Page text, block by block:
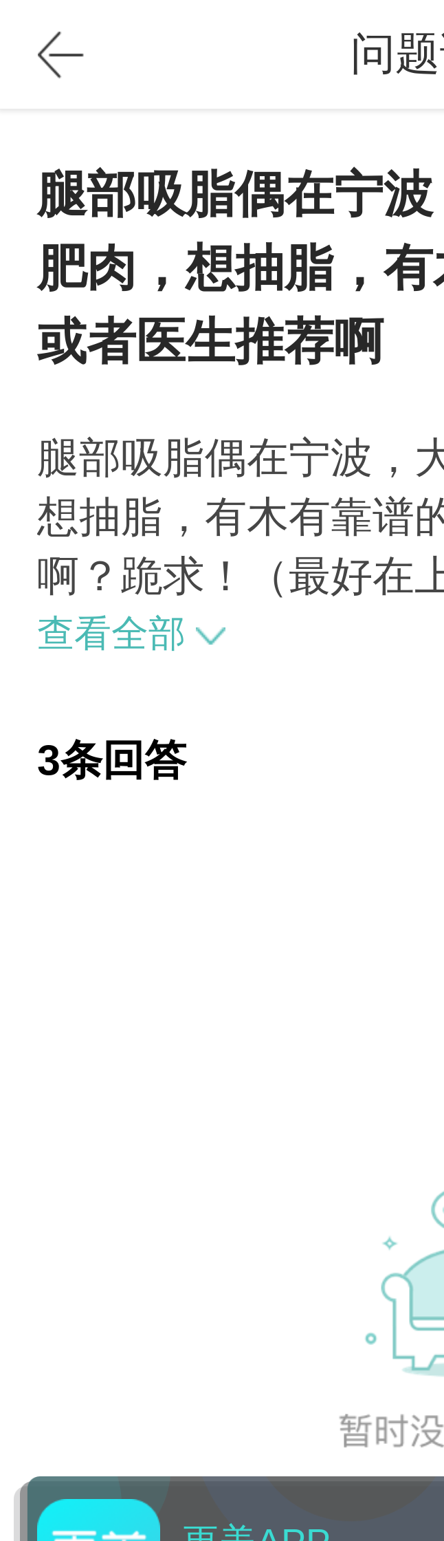
问
腿部吸脂偶在宁
肥肉，想抽脂，
或者医生推荐啊
腿部吸脂偶在宁波，
想抽脂，有木有靠谱
啊？跪求！（最好在
查看全部
3条回答